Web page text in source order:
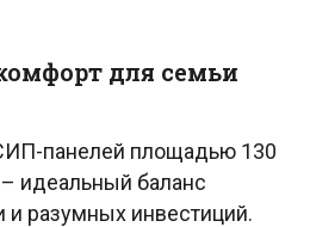
для семьи
панелей площадью 130
идеальный баланс
разумных инвестиций.